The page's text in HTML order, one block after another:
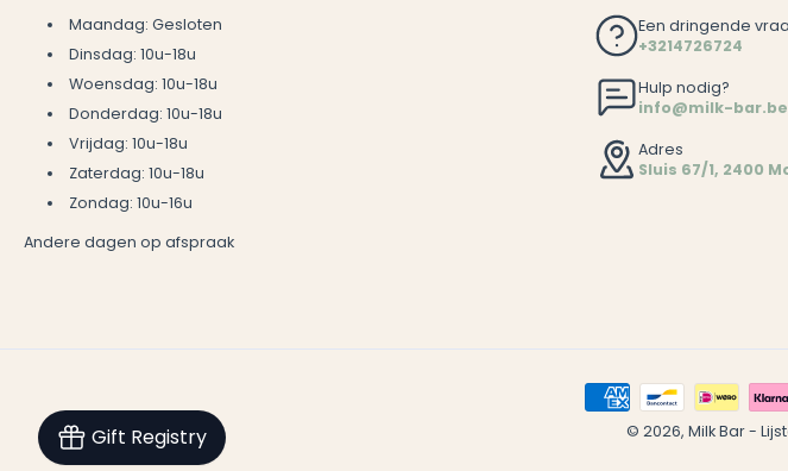
Maandag: Gesloten
Dinsdag: 10u-18u
Woensdag: 10u-18u
Donderdag: 10u-18u
Vrijdag: 10u-18u
Zaterdag: 10u-18u
Zondag: 10u-16u
Andere dagen op afspraak
Een dringende
+3214726724
Hulp nodig?
info@milk-bar.be
Adres
Sluis 67/1, 2400
© 2026, Milk Bar -